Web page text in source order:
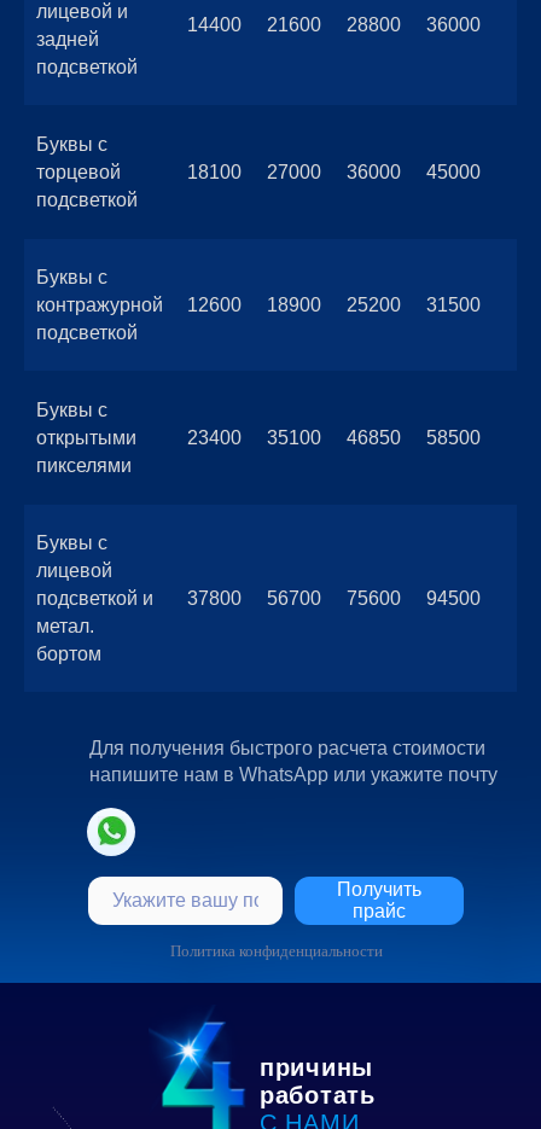
лицевой и
задней
подсветкой
14400 21600 28800 36000
Буквы с
торцевой
подсветкой
18100 27000 36000 45000
Буквы с
контражурной
подсветкой
12600 18900 25200 31500
Буквы c
открытыми
пикселями
23400 35100 46850 58500
Буквы с
лицевой
подсветкой и
метал.
бортом
37800 56700 75600 94500
Для получения быстрого расчета стоимости
напишите нам в WhatsApp или укажите почту
Получить
прайс
Политика конфиденциальности
причины
работать
С НАМИ